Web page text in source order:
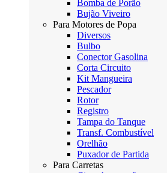
Bomba de Porão
Bujão Viveiro
Para Motores de Popa
Diversos
Bulbo
Conector Gasolina
Corta Circuito
Kit Mangueira
Pescador
Rotor
Registro
Tampa do Tanque
Transf. Combustível
Orelhão
Puxador de Partida
Para Carretas